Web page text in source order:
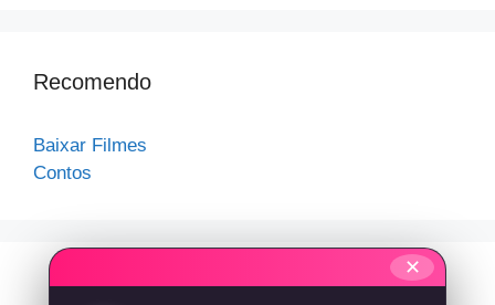
Recomendo
Baixar Filmes
Contos
✕